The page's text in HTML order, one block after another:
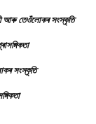
আৰু তেওঁলোকৰ সংস্কৃতি
সংস্কৃতি